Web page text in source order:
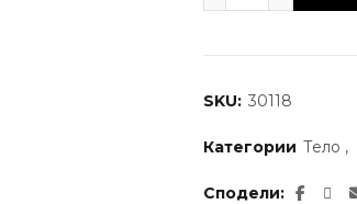
SKU: 30118
Категории Тело ,
Сподели